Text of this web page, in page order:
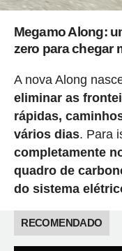
Megamo Along:
zero para chegar
A nova Along
eliminar as
rápidas,
vários dias. Para
completamente
quadro de
do sistema
RECOMENDADO